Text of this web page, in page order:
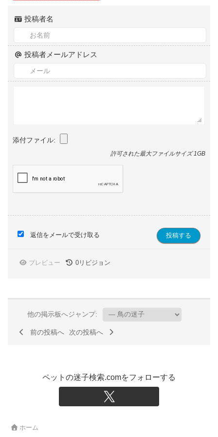
投稿者名
投稿者メールアドレス
添付ファイル:
許可された最大ファイルサイズ 1GB
返信をメールで受け取る
プレビュー 0リビジョン
他の掲示板へジャンプ:
前の投稿へ 次の投稿へ
ペットの迷子検索.comをフォローする
ホーム